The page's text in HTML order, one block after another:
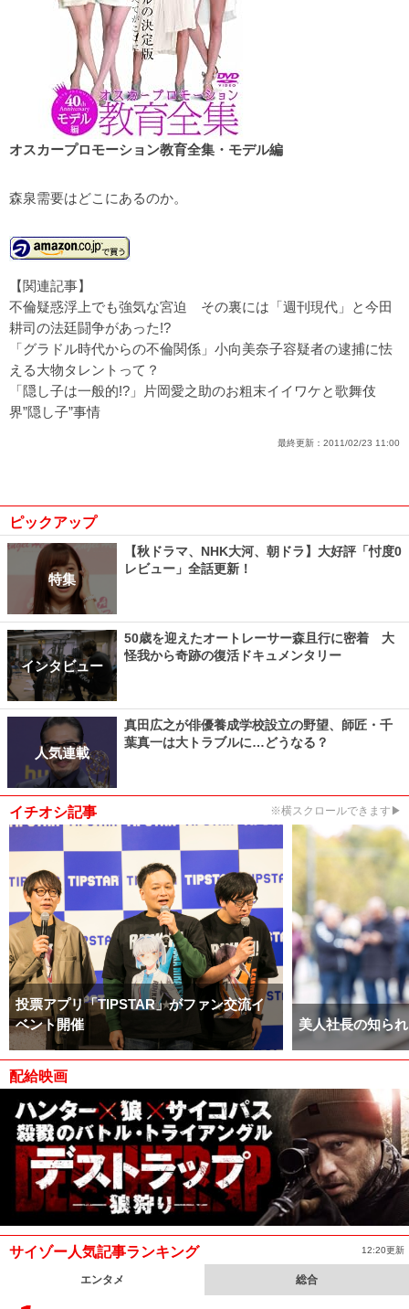
オスカープロモーション教育全集・モデル編
森泉需要はどこにあるのか。
【関連記事】
不倫疑惑浮上でも強気な宮迫 その裏には「週刊現代」と今田
耕司の法廷闘争があった!?
「グラドル時代からの不倫関係」小向美奈子容疑者の逮捕に怯
える大物タレントって？
「隠し子は一般的!?」片岡愛之助のお粗末イイワケと歌舞伎
界”隠し子”事情
最終更新： 2011/02/23 11:00
ピックアップ
特集
【秋ドラマ、NHK大河、朝ドラ】大好評「忖度0
レビュー」全話更新！
インタビュー
50歳を迎えたオートレーサー森且行に密着 大
怪我から奇跡の復活ドキュメンタリー
人気連載
真田広之が俳優養成学校設立の野望、師匠・千
葉真一は大トラブルに…どうなる？
イチオシ記事 ※横スクロールできます▶
投票アプリ「TIPSTAR」がファン交流イ
ベント開催
美人社長の知ら
配給映画
サイゾー人気記事ランキング 12:20更新
エンタメ 総合